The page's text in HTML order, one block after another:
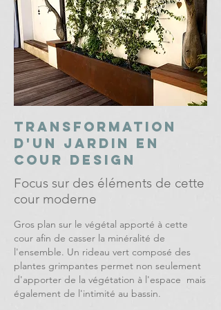
Transformation
d'un jardin en
cour design
Focus sur des éléments de cette
cour moderne
Gros plan sur le végétal apporté à cette
cour afin de casser la minéralité de
l'ensemble. Un rideau vert composé des
plantes grimpantes permet non seulement
d'apporter de la végétation à l'espace mais
également de l'intimité au bassin.